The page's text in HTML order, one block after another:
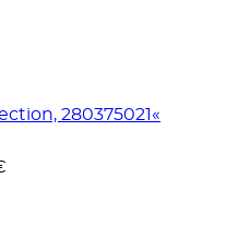
280375021«